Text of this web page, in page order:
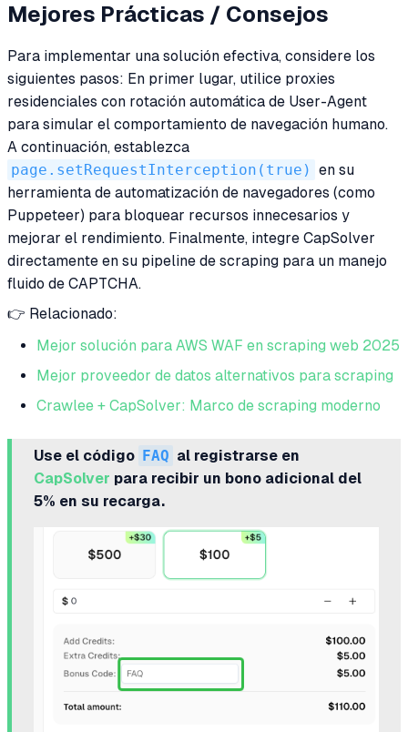
Mejores Prácticas / Consejos
Para implementar una solución efectiva, considere los
siguientes pasos: En primer lugar, utilice proxies
residenciales con rotación automática de User-Agent
para simular el comportamiento de navegación humano.
A continuación, establezca
page.setRequestInterception(true) en su
herramienta de automatización de navegadores (como
Puppeteer) para bloquear recursos innecesarios y
mejorar el rendimiento. Finalmente, integre CapSolver
directamente en su pipeline de scraping para un manejo
fluido de CAPTCHA.
👉 Relacionado:
Mejor solución para AWS WAF en scraping web 2025
Mejor proveedor de datos alternativos para scraping
Crawlee + CapSolver: Marco de scraping moderno
Use el código FAQ al registrarse en
CapSolver para recibir un bono adicional del
5% en su recarga.